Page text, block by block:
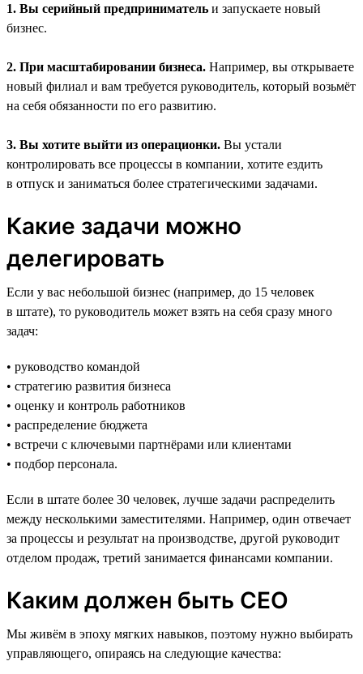
1. Вы серийный предприниматель и запускаете новый
бизнес.
2. При масштабировании бизнеса. Например, вы открываете
новый филиал и вам требуется руководитель, который возьмёт
на себя обязанности по его развитию.
3. Вы хотите выйти из операционки. Вы устали
контролировать все процессы в компании, хотите ездить
в отпуск и заниматься более стратегическими задачами.
Какие задачи можно
делегировать
Если у вас небольшой бизнес (например, до 15 человек
в штате), то руководитель может взять на себя сразу много
задач:
• руководство командой
• стратегию развития бизнеса
• оценку и контроль работников
• распределение бюджета
• встречи с ключевыми партнёрами или клиентами
• подбор персонала.
Если в штате более 30 человек, лучше задачи распределить
между несколькими заместителями. Например, один отвечает
за процессы и результат на производстве, другой руководит
отделом продаж, третий занимается финансами компании.
Каким должен быть CEO
Мы живём в эпоху мягких навыков, поэтому нужно выбирать
управляющего, опираясь на следующие качества: